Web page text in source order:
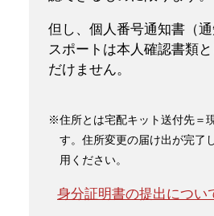
但し、個人番号通知書（
スポートは本人確認書類
だけません。
※住所とは宅配キット送付先＝
す。住所変更の届け出が完了
用ください。
身分証明書の提出につい